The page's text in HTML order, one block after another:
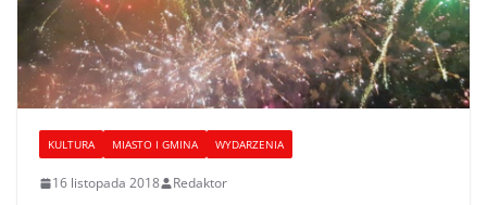
KULTURA MIASTO I GMINA WYDARZENIA
16 listopada 2018 Redaktor